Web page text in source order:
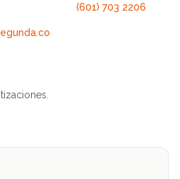
(601) 703 2206